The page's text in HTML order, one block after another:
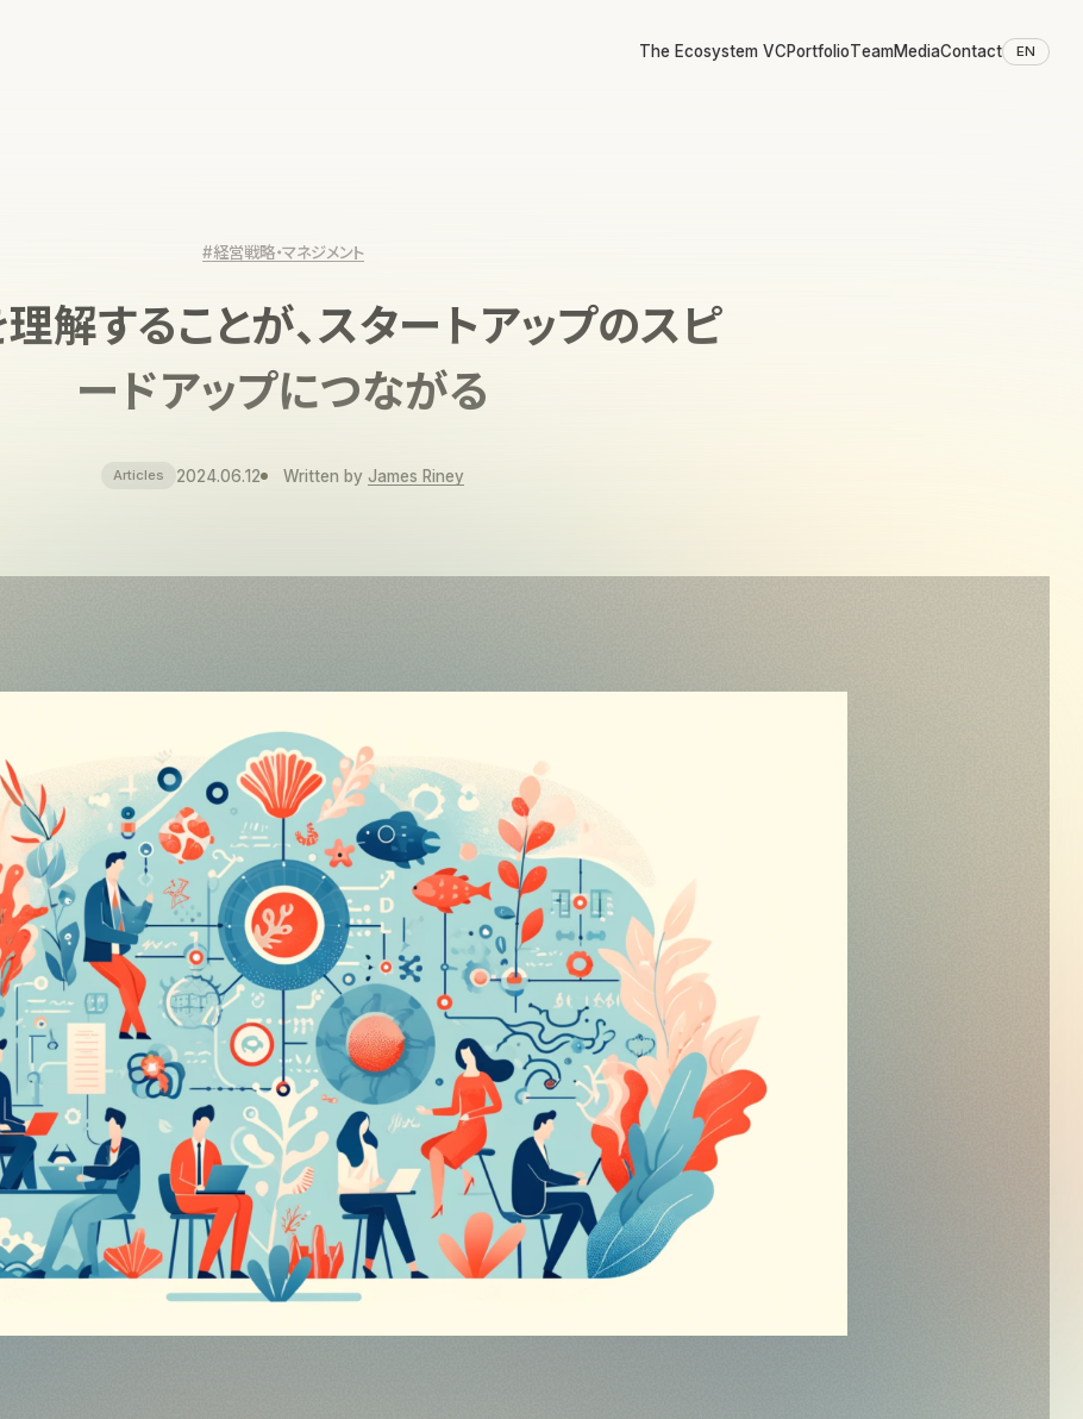
The Ecosystem VCPortfolioTeamMediaContact EN
#経営戦略・マネジメント
解することが、スタートアップのスピ
ードアップにつながる
Articles 2024.06.12 Written byJames Riney